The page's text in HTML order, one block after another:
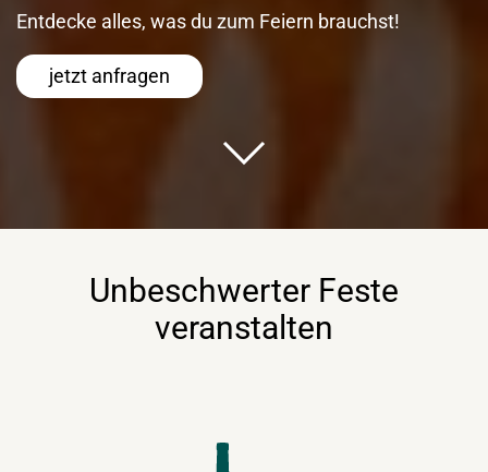
Entdecke alles, was du zum Feiern brauchst!
jetzt anfragen
Unbeschwerter Feste
veranstalten